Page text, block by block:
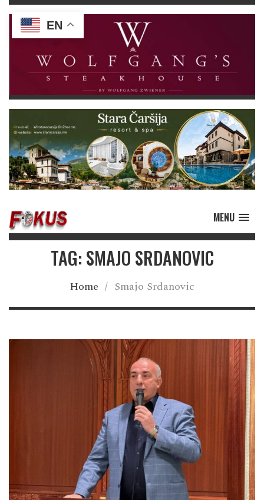
MENU
TAG: SMAJO SRDANOVIC
Home / Smajo Srdanovic
EN